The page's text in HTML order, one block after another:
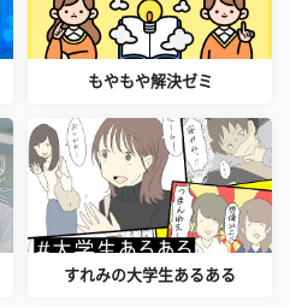
もやもや解決ゼミ
すれみの大学生あるある